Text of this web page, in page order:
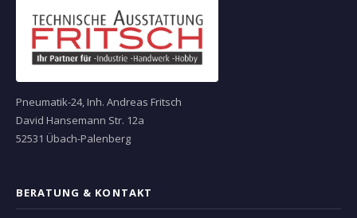
Pneumatik-24, Inh. Andreas Fritsch
David Hansemann Str. 12a
52531 Übach-Palenberg
BERATUNG & KONTAKT